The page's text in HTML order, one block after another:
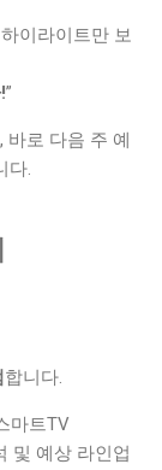
이라이트만 보
”
바로 다음 주 예
다.
합니다.
마트TV
및 예상 라인업